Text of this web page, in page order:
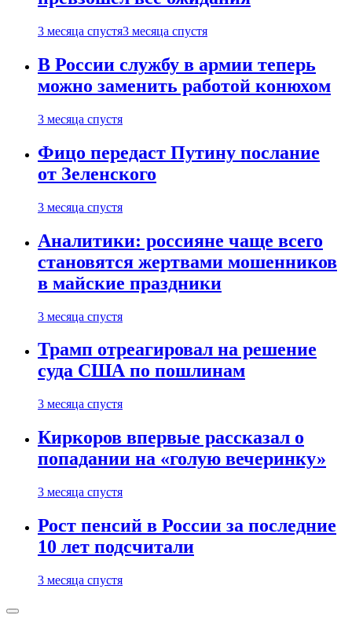
3 месяца спустя3 месяца спустя
В России службу в армии теперь
можно заменить работой конюхом
3 месяца спустя
Фицо передаст Путину послание
от Зеленского
3 месяца спустя
Аналитики: россияне чаще всего
становятся жертвами мошенников
в майские праздники
3 месяца спустя
Трамп отреагировал на решение
суда США по пошлинам
3 месяца спустя
Киркоров впервые рассказал о
попадании на «голую вечеринку»
3 месяца спустя
Рост пенсий в России за последние
10 лет подсчитали
3 месяца спустя